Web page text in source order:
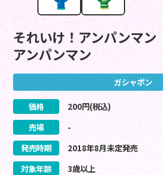
それいけ！アンパンマ
アンパンマン
ガシャポン
価格 200円(税込)
売場
-
発売時期
2018年8月未定発売
対象年齢
3歳以上